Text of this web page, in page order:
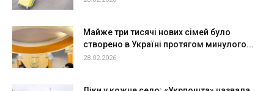
Майже три тисячі нових сімей було
створено в Україні протягом минулого...
28.02.2026